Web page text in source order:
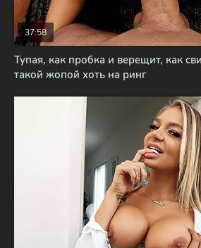
Тупая, как пробка и верещит, как
такой жопой хоть на ринг
37:58